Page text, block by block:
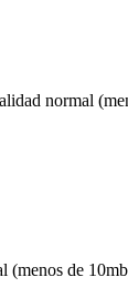
normal
(menos de